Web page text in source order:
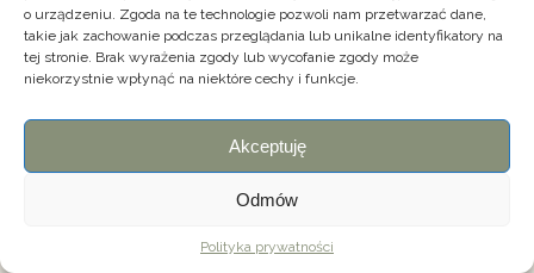
o urządzeniu. Zgoda na te technologie pozwoli nam przetwarzać dane,
takie jak zachowanie podczas przeglądania lub unikalne identyfikatory na
tej stronie. Brak wyrażenia zgody lub wycofanie zgody może
niekorzystnie wpłynąć na niektóre cechy i funkcje.
Akceptuję
Odmów
Polityka prywatności